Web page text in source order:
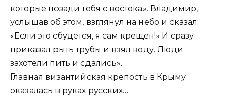
которые позади тебя с востока». Владимир,
услышав об этом, взглянул на небо и сказал:
«Если это сбудется, я сам крещен!» И сразу
приказал рыть трубы и взял воду. Люди
захотели пить и сдались».
Главная византийская крепость в Крыму
оказалась в руках русских…